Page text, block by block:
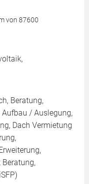
von 87600
Beratung,
/ Auslegung,
Dach Vermietung
Beratung,